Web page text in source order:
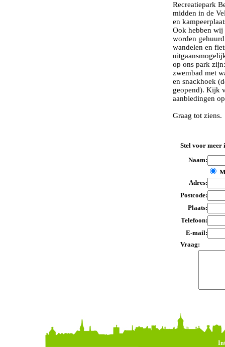
Recreatiepark
midden in de
en
Ook hebben wij
worden
wandelen en
op ons park
zwembad met
en snackhoek
geopend). Kijk
aanbiedingen
Graag tot ziens.
Stel voor meer
Naam:
Adres:
Postcode:
Plaats:
Telefoon:
E-mail:
Vraag: